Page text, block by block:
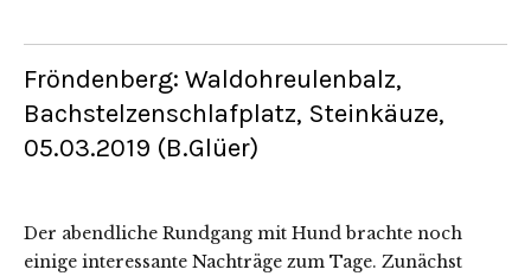
Fröndenberg: Waldohreulenbalz,
Bachstelzenschlafplatz, Steinkäuze,
05.03.2019 (B.Glüer)
Der abendliche Rundgang mit Hund brachte noch
einige interessante Nachträge zum Tage. Zunächst